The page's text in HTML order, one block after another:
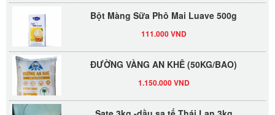
Bột Màng Sữa Phô Mai Luave 500g
ĐƯỜNG VÀNG AN KHÊ (50KG/BAO)
Sate 3kg -dầu sa tế Thái Lan 3kg